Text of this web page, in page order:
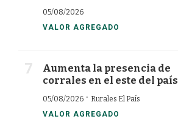
05/08/2026
VALOR AGREGADO
Aumenta la presencia de
corrales en el este del país
05/08/2026 · Rurales El País
VALOR AGREGADO